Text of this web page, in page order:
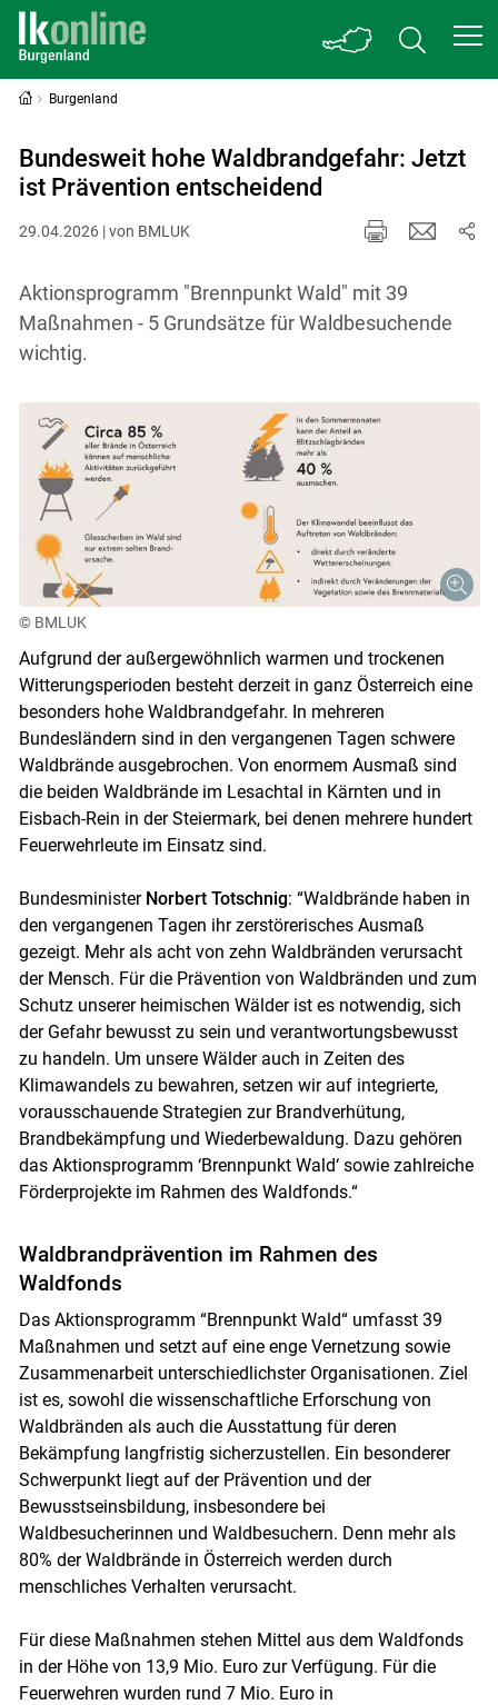
Skip to main content
Burgenland
Bundesweit hohe Waldbrandgefahr: Jetzt
ist Prävention entscheidend
29.04.2026 | von BMLUK
Aktionsprogramm "Brennpunkt Wald" mit 39
Maßnahmen - 5 Grundsätze für Waldbesuchende
wichtig.
© BMLUK
Aufgrund der außergewöhnlich warmen und trockenen
Witterungsperioden besteht derzeit in ganz Österreich eine
besonders hohe Waldbrandgefahr. In mehreren
Bundesländern sind in den vergangenen Tagen schwere
Waldbrände ausgebrochen. Von enormem Ausmaß sind
die beiden Waldbrände im Lesachtal in Kärnten und in
Eisbach-Rein in der Steiermark, bei denen mehrere hundert
Feuerwehrleute im Einsatz sind.
Bundesminister Norbert Totschnig: “Waldbrände haben in
den vergangenen Tagen ihr zerstörerisches Ausmaß
gezeigt. Mehr als acht von zehn Waldbränden verursacht
der Mensch. Für die Prävention von Waldbränden und zum
Schutz unserer heimischen Wälder ist es notwendig, sich
der Gefahr bewusst zu sein und verantwortungsbewusst
zu handeln. Um unsere Wälder auch in Zeiten des
Klimawandels zu bewahren, setzen wir auf integrierte,
vorausschauende Strategien zur Brandverhütung,
Brandbekämpfung und Wiederbewaldung. Dazu gehören
das Aktionsprogramm ‘Brennpunkt Wald‘ sowie zahlreiche
Förderprojekte im Rahmen des Waldfonds.“
Waldbrandprävention im Rahmen des
Waldfonds
Das Aktionsprogramm “Brennpunkt Wald“ umfasst 39
Maßnahmen und setzt auf eine enge Vernetzung sowie
Zusammenarbeit unterschiedlichster Organisationen. Ziel
ist es, sowohl die wissenschaftliche Erforschung von
Waldbränden als auch die Ausstattung für deren
Bekämpfung langfristig sicherzustellen. Ein besonderer
Schwerpunkt liegt auf der Prävention und der
Bewusstseinsbildung, insbesondere bei
Waldbesucherinnen und Waldbesuchern. Denn mehr als
80% der Waldbrände in Österreich werden durch
menschliches Verhalten verursacht.
Für diese Maßnahmen stehen Mittel aus dem Waldfonds
in der Höhe von 13,9 Mio. Euro zur Verfügung. Für die
Feuerwehren wurden rund 7 Mio. Euro in